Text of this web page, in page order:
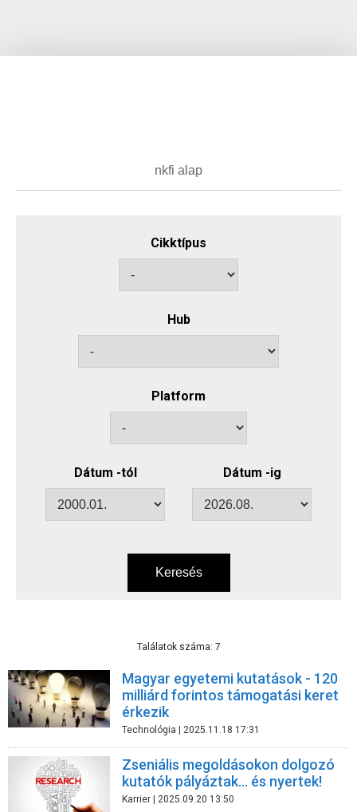
Cikktípus
Hub
Platform
Dátum -tól Dátum -ig
Keresés
Találatok száma: 7
Magyar egyetemi kutatások - 120
milliárd forintos támogatási keret
érkezik
Technológia | 2025.11.18 17:31
Zseniális megoldásokon dolgozó
kutatók pályáztak... és nyertek!
Karrier | 2025.09.20 13:50